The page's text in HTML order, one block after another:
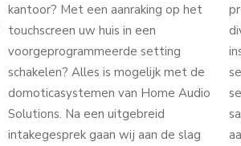
kantoor? Met een aanraking op het
touchscreen uw huis in een
voorgeprogrammeerde setting
schakelen? Alles is mogelijk met de
domoticasystemen van Home Audio
Solutions. Na een uitgebreid
intakegesprek gaan wij aan de slag